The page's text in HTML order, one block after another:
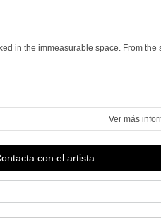
in the immeasurable space. From the
Ver más
con el artista